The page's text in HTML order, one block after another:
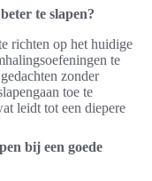
te slapen?
richten op het huidige
te
zonder
toe te
leidt tot een diepere
bij een goede